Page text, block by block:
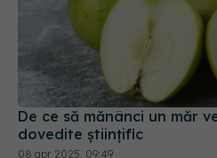
De ce să mănânci un măr
dovedite științific
08 apr 2025, 09:49